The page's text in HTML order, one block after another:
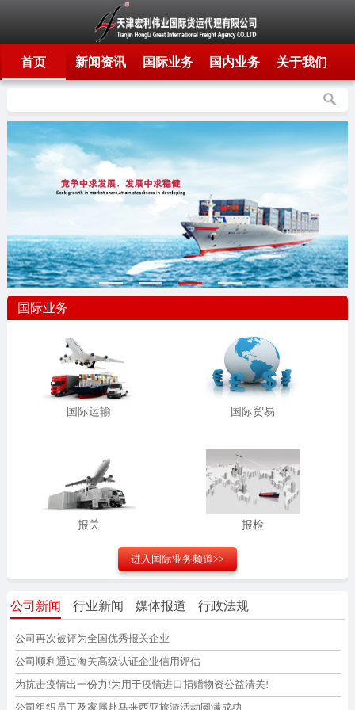
首页 新闻资讯 国际业务 国内业务 关于我们
国际业务
国际运输 国际贸易
报关 报检
进入国际业务频道>>
公司新闻 行业新闻 媒体报道 行政法规
公司再次被评为全国优秀报关企业
公司顺利通过海关高级认证企业信用评估
为抗击疫情出一份力!为用于疫情进口捐赠物资公益清关!
公司组织员工及家属赴马来西亚旅游活动圆满成功